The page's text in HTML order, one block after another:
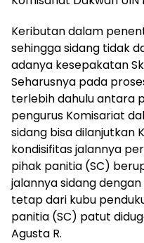
Keributan dalam
sehingga sidang tidak
adanya kesepakatan
Seharusnya pada
terlebih dahulu antara
pengurus Komisariat
sidang bisa dilanjutkan
kondisifitas jalannya
pihak panitia (SC)
jalannya sidang
tetap dari kubu
panitia (SC) patut
Agusta R.